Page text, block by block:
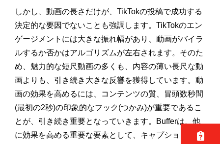
しかし、動画の長さだけが、TikTokの投稿で成功する
決定的な要因でないことも強調します。TikTokのエン
ゲージメントには大きな振れ幅があり、動画がバイラ
ルするか否かはアルゴリズムが左右されます。そのた
め、魅力的な短尺動画の多くも、内容の薄い長尺な動
画よりも、引き続き大きな反響を獲得しています。動
画の効果を高めるには、コンテンツの質、冒頭数秒間
(最初の2秒)の印象的なフック(つかみ)が重要であるこ
とが、引き続き重要となっていきます。Bufferは、他
に効果を高める重要な要素として、キャプションやテ